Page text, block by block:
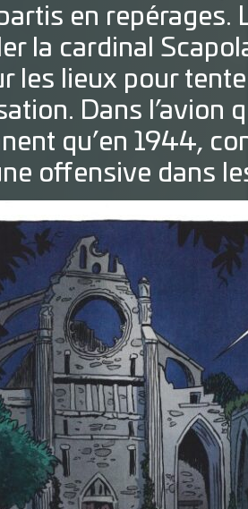
en repérages.
la cardinal
les lieux pour
Dans l’avion
qu’en 1944,
offensive dans